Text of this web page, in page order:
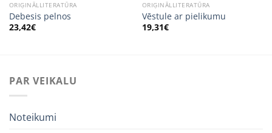
ORIĢINĀLLITERATŪRA
Debesis pelnos
23,42€
ORIĢINĀLLITERATŪRA
Vēstule ar pielikumu
19,31€
PAR VEIKALU
Noteikumi